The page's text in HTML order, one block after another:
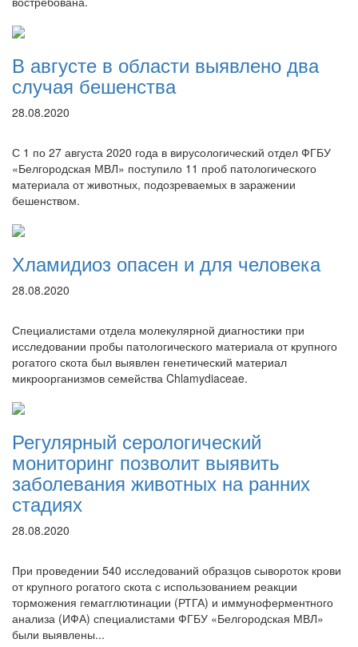
В августе в области выявлено два
случая бешенства
28.08.2020
С 1 по 27 августа 2020 года в вирусологический отдел ФГБУ
«Белгородская МВЛ» поступило 11 проб патологического
материала от животных, подозреваемых в заражении
бешенством.
Хламидиоз опасен и для человека
28.08.2020
Специалистами отдела молекулярной диагностики при
исследовании пробы патологического материала от крупного
рогатого скота был выявлен генетический материал
микроорганизмов семейства Chlamydiaceae.
Регулярный серологический
мониторинг позволит выявить
заболевания животных на ранних
стадиях
28.08.2020
При проведении 540 исследований образцов сывороток крови
от крупного рогатого скота с использованием реакции
торможения гемагглютинации (РТГА) и иммуноферментного
анализа (ИФА) специалистами ФГБУ «Белгородская МВЛ»
были выявлены...